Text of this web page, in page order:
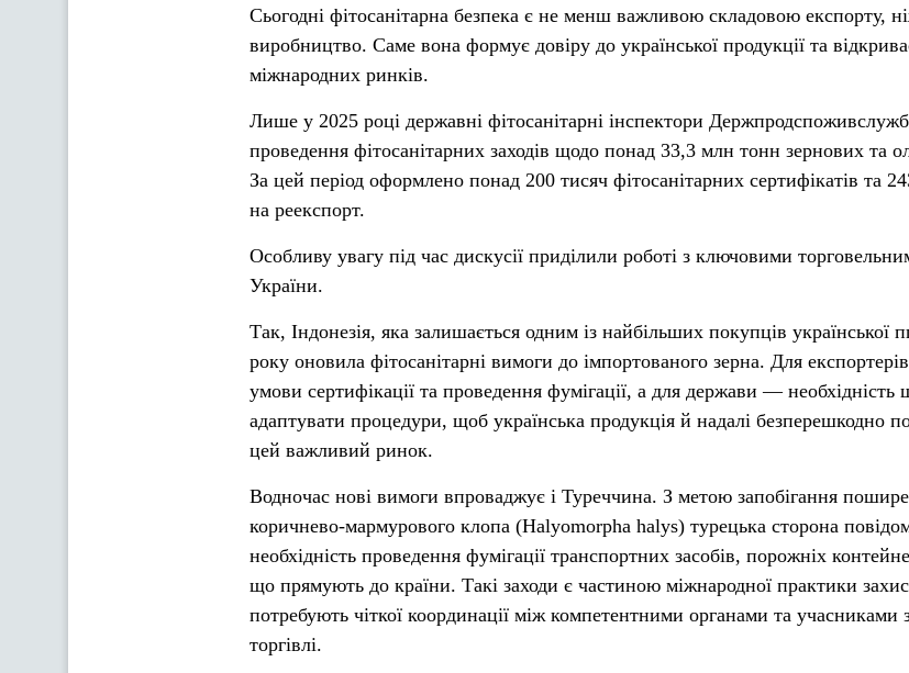
Сьогодні фітосанітарна безпека є не менш важливою складовою експорту,
виробництво. Саме вона формує довіру до української продукції та
міжнародних ринків.
Лише у 2025 році державні фітосанітарні інспектори
проведення фітосанітарних заходів щодо понад 33,3 млн тонн зернових та
За цей період оформлено понад 200 тисяч фітосанітарних сертифікатів та
на реекспорт.
Особливу увагу під час дискусії приділили роботі з ключовими
України.
Так, Індонезія, яка залишається одним із найбільших покупців української
року оновила фітосанітарні вимоги до імпортованого зерна. Для
умови сертифікації та проведення фумігації, а для держави — необхідність
адаптувати процедури, щоб українська продукція й надалі безперешкодно
цей важливий ринок.
Водночас нові вимоги впроваджує і Туреччина. З метою запобігання
коричнево-мармурового клопа (Halyomorpha halys) турецька сторона
необхідність проведення фумігації транспортних засобів, порожніх
що прямують до країни. Такі заходи є частиною міжнародної практики
потребують чіткої координації між компетентними органами та учасниками
торгівлі.